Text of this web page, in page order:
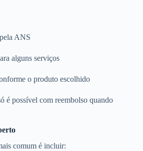
ANS
alguns serviços
o produto escolhido
é possível com reembolso quando
comum é incluir: